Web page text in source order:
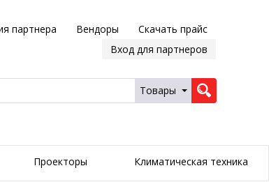
партнера Вендоры
Скачать прайс
Вход для партнеров
Товары
Проекторы Климатическая техника